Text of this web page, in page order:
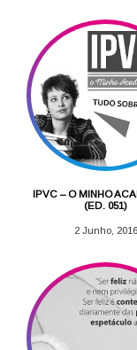
IPVC – O MINHO
(ED. 051)
2 Junho, 2016